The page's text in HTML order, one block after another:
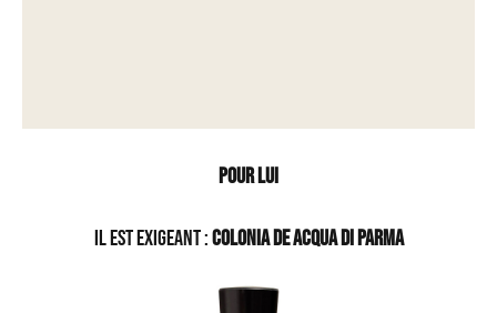
Pour lui
Il est exigeant :Colonia de Acqua di Parma